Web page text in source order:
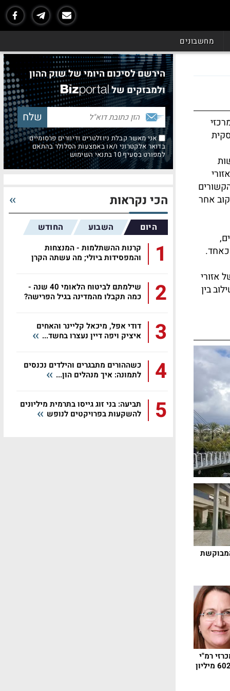
מחשבונים
אחר
כאחד.
אזורי
בין
זכתה ב-3 מכרזי רמ"י
בהרצליה ובפ"ת בהיקף 602 מיליון
הירשם לסיכום היומי של שוק ההון
ולמבזקים של
אני מאשר קבלת ניוזלטרים ודיוורים פרסומיים
בדואר אלקטרוני ו/או באמצעות הסלולר בהתאם
למפורט בסעיף 10 בתנאי השימוש
הכי נקראות
היום השבוע החודש
1
קרנות ההשתלמות - המנצחות
והמפסידות ביולי; מה עשתה הקרן
2
שילמתם לביטוח הלאומי 40 שנה -
כמה תקבלו מהמדינה בגיל הפרישה?
3
דודי אפל, מיכאל קליינר והאחים
איציק ויפה דיין נעצרו בחשד...
4
כשההורים מתבגרים והילדים נכנסים
לתמונה: איך מנהלים הון...
5
תביעה: בני זוג גייסו בתרמית מיליונים
להשקעות בפרויקטים לנופש